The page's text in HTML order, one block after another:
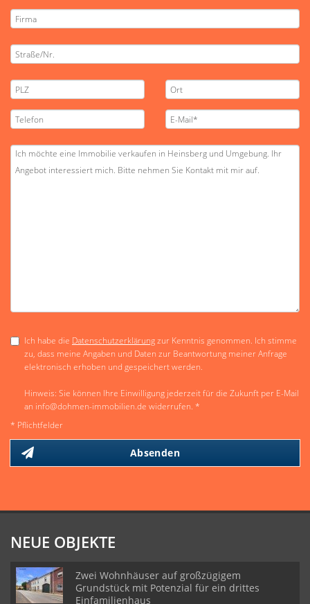
Ich habe die Datenschutzerklärungzur Kenntnis genommen. Ich stimme
zu, dass meine Angaben und Daten zur Beantwortung meiner Anfrage
elektronisch erhoben und gespeichert werden.
Hinweis: Sie können Ihre Einwilligung jederzeit für die Zukunft per E-Mail
an info@dohmen-immobilien.de widerrufen. *
* Pflichtfelder
Absenden
NEUE OBJEKTE
Zwei Wohnhäuser auf großzügigem
Grundstück mit Potenzial für ein drittes
Einfamilienhaus